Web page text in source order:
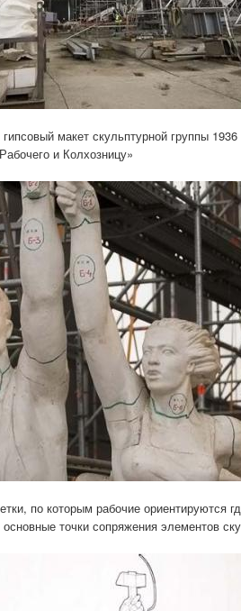
макет скульптурной группы
и Колхозницу»
по которым рабочие ориентируются
точки сопряжения элементов